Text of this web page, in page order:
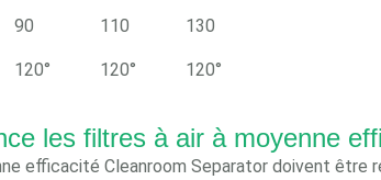
90 110 130
120° 120° 120°
les filtres à air à moyenne
efficacité Cleanroom Separator doivent